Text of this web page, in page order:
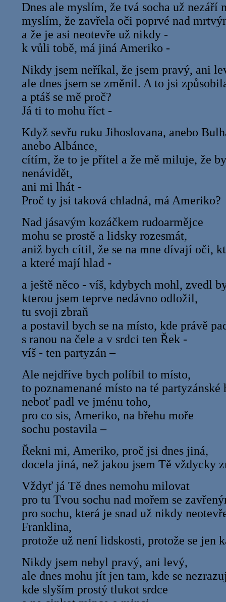
Dnes ale myslím, že tvá socha už nezáří
myslím, že zavřela oči poprvé nad
a že je asi neotevře už nikdy -
k vůli tobě, má jiná Ameriko -
Nikdy jsem neříkal, že jsem pravý, ani
ale dnes jsem se změnil. A to jsi
a ptáš se mě proč?
Já ti to mohu říct -
Když sevřu ruku Jihoslovana, anebo
anebo Albánce,
cítím, že to je přítel a že mě miluje, že
nenávidět,
ani mi lhát -
Proč ty jsi taková chladná, má Ameriko?
Nad jásavým kozáčkem rudoarmějce
mohu se prostě a lidsky rozesmát,
aniž bych cítil, že se na mne dívají oči,
a které mají hlad -
a ještě něco - víš, kdybych mohl, zvedl
kterou jsem teprve nedávno odložil,
tu svoji zbraň
a postavil bych se na místo, kde právě
s ranou na čele a v srdci ten Řek -
víš - ten partyzán –
Ale nejdříve bych políbil to místo,
to poznamenané místo na té partyzánské
neboť padl ve jménu toho,
pro co sis, Ameriko, na břehu moře
sochu postavila –
Řekni mi, Ameriko, proč jsi dnes jiná,
docela jiná, než jakou jsem Tě vždycky
Vždyť já Tě dnes nemohu milovat
pro tu Tvou sochu nad mořem se
pro sochu, která je snad už nikdy
Franklina,
protože už není lidskosti, protože se jen
Nikdy jsem nebyl pravý, ani levý,
ale dnes mohu jít jen tam, kde se
kde slyším prostý tlukot srdce